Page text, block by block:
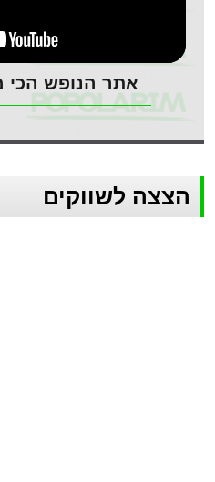
אתר הנופש הכי
הצצה לשווקים